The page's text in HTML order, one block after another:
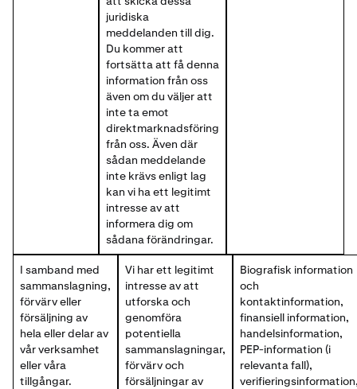
juridiska
meddelanden till dig.
Du kommer att
fortsätta att få denna
information från oss
även om du väljer att
inte ta emot
direktmarknadsföring
från oss. Även där
sådan meddelande
inte krävs enligt lag
kan vi ha ett legitimt
intresse av att
informera dig om
sådana förändringar.
I samband med
sammanslagning,
förvärv eller
försäljning av
hela eller delar av
vår verksamhet
eller våra
tillgångar.
Vi har ett legitimt
intresse av att
utforska och
genomföra
potentiella
sammanslagningar,
förvärv och
försäljningar av
Biografisk information
och
kontaktinformation,
finansiell information,
handelsinformation,
PEP-information (i
relevanta fall),